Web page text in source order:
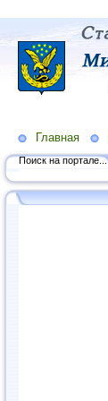
Главная
Поиск на портале...